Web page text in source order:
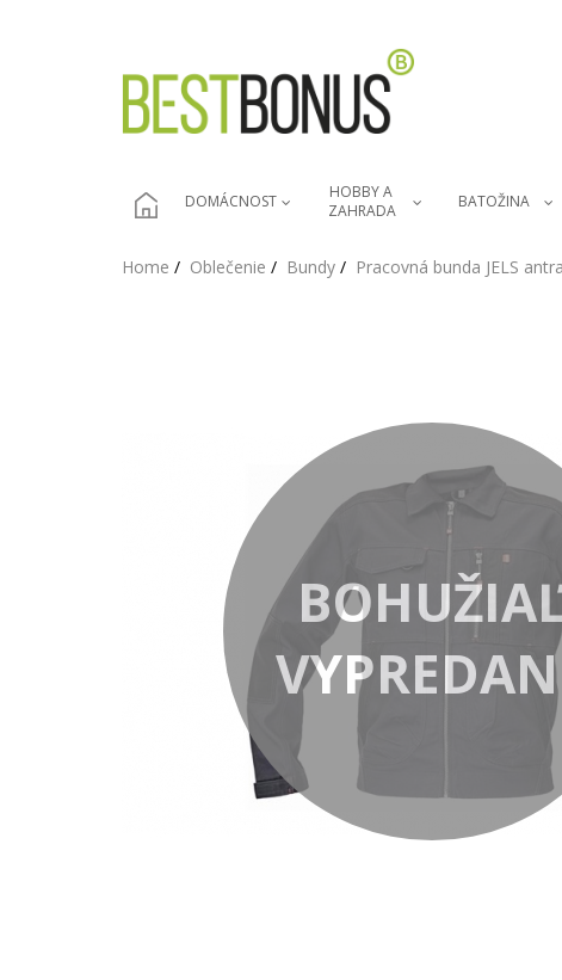
DOMÁCNOST
HOBBY A
ZAHRADA
BATOŽINA
Home Oblečenie Bundy Pracovná bunda JELS